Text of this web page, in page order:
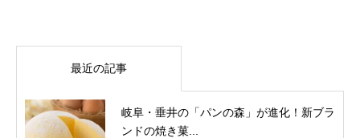
最近の記事
岐阜・垂井の「パンの森」が進化！新ブラ
ンドの焼き菓...